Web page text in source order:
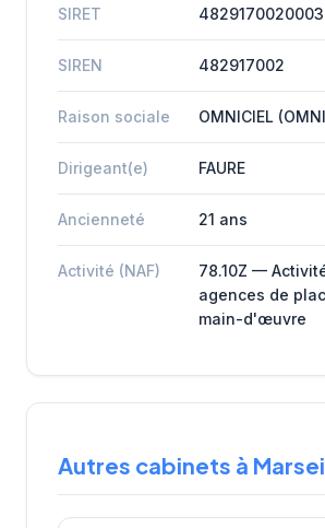
SIRET
SIREN 482917002
Raison sociale OMNICIEL
Dirigeant(e) FAURE
Ancienneté 21 ans
Activité (NAF)
78.10Z —
agences de
main-d'œuvre
Autres cabinets à